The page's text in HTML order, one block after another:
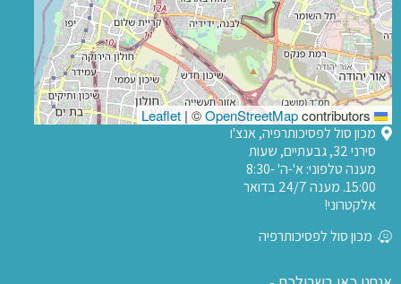
| ©OpenStreetMapcontributors
מכון סול לפסיכותרפיה, אנצ'ו
סירני 32, גבעתיים, שעות
מענה טלפוני: א'-ה' 8:30-
15:00. מענה 24/7 בדואר
אלקטרוני!
מכון סול לפסיכותרפיה